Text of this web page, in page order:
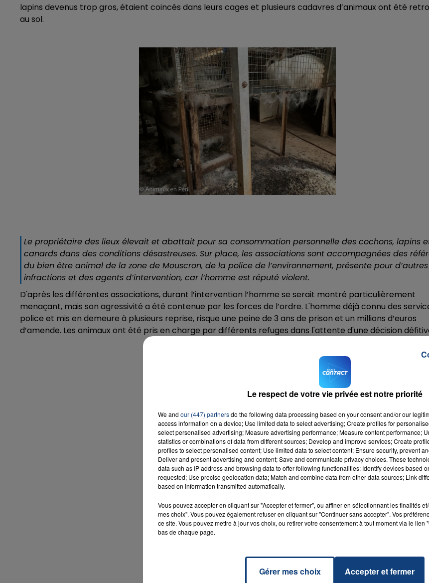
lapins devenus trop gros, étaient coincés dans leurs cages et plusieurs cadavres d’animaux ont été
au sol.
Le propriétaire des lieux élevait et abattait pour sa consommation personnelle des cochons, lapins
canards dans des conditions désastreuses. Sur place, les associations sont accompagnées des
du bien être animal de la zone de Mouscron, de la police de l’environnement, présente pour d’autres
infractions et des agents d’intervention, car l’homme est réputé violent.
D'après les différentes associations, durant l’intervention l’homme se serait montré particulièrement
menaçant, mais son agressivité a été contenue par les forces de l’ordre. L'homme déjà connu des
police et mis en demeure à plusieurs reprise, risque une peine de 3 ans de prison et un millions d’euros
d’amende. Les animaux ont été pris en charge par différents refuges dans l'attente d'une décision
La Team de l'été
Le respect de votre vie privée est notre priorité
We and our (447) partnersdo the following data processing based on your consent and/or our
access information on a device; Use limited data to select advertising; Create profiles for
select personalised advertising; Measure advertising performance; Measure content performance;
statistics or combinations of data from different sources; Develop and improve services; Create
profiles to select personalised content; Use limited data to select content; Ensure security, prevent
Deliver and present advertising and content; Save and communicate privacy choices. These
data such as IP address and browsing data to offer following functionalities: Identify devices based
requested; Use precise geolocation data; Match and combine data from other data sources; Link
based on information transmitted automatically.
Vous pouvez accepter en cliquant sur "Accepter et fermer", ou affiner en sélectionnant les finalités
mes choix". Vous pouvez également refuser en cliquant sur "Continuer sans accepter". Vos
ce site. Vous pouvez mettre à jour vos choix, ou retirer votre consentement à tout moment via le lien
bas de chaque page.
Gérer mes choix Accepter et fermer